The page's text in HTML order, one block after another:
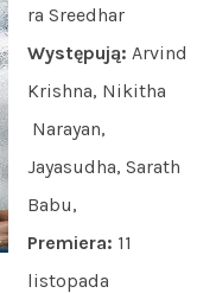
ra Sreedhar
Występują: Arvind
Krishna, Nikitha
Narayan,
Jayasudha, Sarath
Babu,
Premiera: 11
listopada